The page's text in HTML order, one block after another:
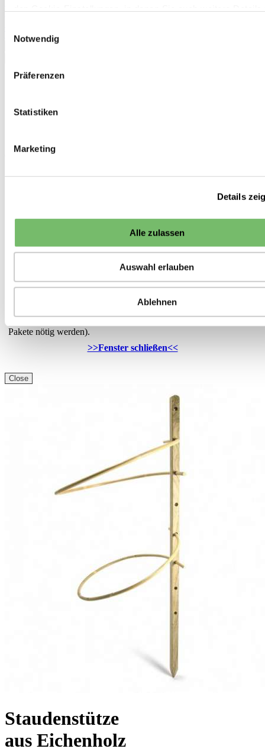
Informationen zu Cookies finden Sie in
Notwendig
Präferenzen
Statistiken
Marketing
Details
Alle zulassen
Auswahl erlauben
Ablehnen
Mulchen im Garten
Terra Preta
Mehr anzeigen >>
Zurück
Rankhilfen
Sonstige Ware, die sofort lieferbar ist, liefern wir in der Regel
nicht sofort verfügbar ist, ist die voraussichtliche Lieferzeit oder
das Datum der nächsten Nachlieferung an dieser Stelle angegeben.
Grundsätzlich versuchen wir die Anzahl der Sendungen gering zu
Pakete nötig werden).
>>Fenster schließen<<
Close
Staudenstütze
aus Eichenholz